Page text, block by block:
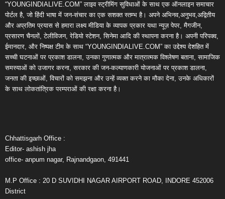
“YOUNGINDIALIVE.COM” लाइव स्ट्रीमिंग सुविधाओं के साथ एक ऑनलाइन समाचार
पोर्टल है, जो हिंदी भाषा में जन-संचार का एक सशक्त स्तम्भ है। अपने अभिनव,अनुभव,अद्वितीय
और अप्रतिम प्रयास से हमारा लक्ष्य मीडिया के व्यापक प्रकार यथा न्यूज़ पेपर, मैगजीन,
प्रसारण चैनलों, टेलीविजन, रेडियो स्टेशन, सिनेमा आदि की स्थापना करना है। अपनी परिपक्व,
ईमानदार, और निष्पक्ष टीम के साथ “YOUNGINDIALIVE.COM” का उद्देश्य देशहित में
सच्ची घटनाओं पर प्रकाश डालना, उनका गुणात्मक और मात्रात्मक विश्लेषण बताना, सामाजिक
समस्याओं को उजागर करना, सरकार की जन-कल्याणकारी योजनाओं पर प्रकाश डालना,
जनता की इच्छाओं, विचारों को समझना और उन्हें व्यक्त करने का मौका देना, उनके अधिकारों
के साथ लोकतांत्रिक परम्पराओं की रक्षा करना है।
Chhattisgarh Office :
Editor- ashish jha
office- anpum nagar, Rajnandgaon, 491441
M.P Office : 20 D SUVIDHI NAGAR AIRPORT ROAD, INDORE 452006
District